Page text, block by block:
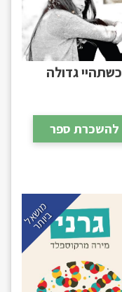
כשתהיי גדולה
להשכרת ספר
מ
ו
ש
א
ל
ב
י
ו
ת
ר